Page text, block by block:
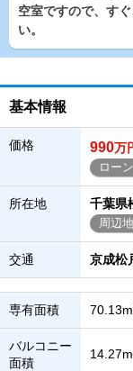
空室ですので、す
い。
基本情報
価格 990万
ロー
所在地 千葉県
周辺
交通 京成松
専有面積
バルコニー
面積